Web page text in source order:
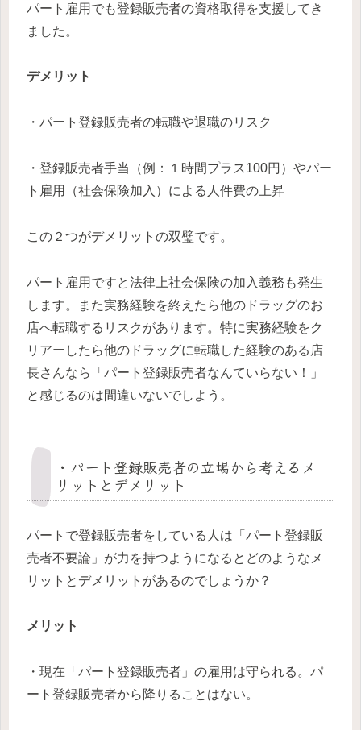
パート雇用でも登録販売者の資格取得を支援してき
ました。
デメリット
・パート登録販売者の転職や退職のリスク
・登録販売者手当（例：１時間プラス100円）やパー
ト雇用（社会保険加入）による人件費の上昇
この２つがデメリットの双璧です。
パート雇用ですと法律上社会保険の加入義務も発生
します。また実務経験を終えたら他のドラッグのお
店へ転職するリスクがあります。特に実務経験をク
リアーしたら他のドラッグに転職した経験のある店
長さんなら「パート登録販売者なんていらない！」
と感じるのは間違いないでしよう。
・パート登録販売者の立場から考えるメ
リットとデメリット
パートで登録販売者をしている人は「パート登録販
売者不要論」が力を持つようになるとどのようなメ
リットとデメリットがあるのでしょうか？
メリット
・現在「パート登録販売者」の雇用は守られる。パ
ート登録販売者から降りることはない。